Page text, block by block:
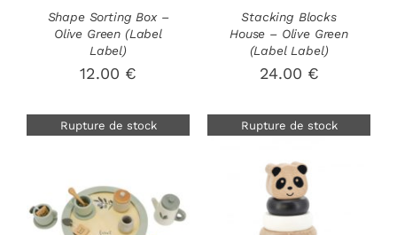
Shape Sorting Box –
Olive Green (Label
Label)
12.00 €
Stacking Blocks
House – Olive Green
(Label Label)
24.00 €
Rupture de stock
DÉTAILS
Rupture de stock
DÉTAILS